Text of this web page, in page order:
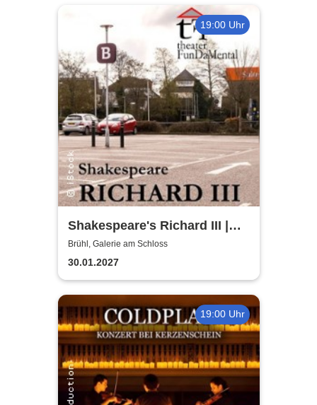
19:00 Uhr
Shakespeare's Richard III |
Galerie am Schloss Brühl
Brühl, Galerie am Schloss
30.01.2027
19:00 Uhr